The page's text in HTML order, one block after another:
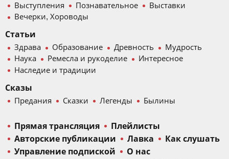
Выступления
Познавательное
Выставки
Вечерки, Хороводы
Статьи
Здрава Образование Древность
Мудрость
Наука
Ремесла и рукоделие
Интересное
Наследие и традиции
Сказы
Предания Сказки Легенды Былины
Прямая трансляция
Плейлисты
Авторские публикации
Лавка
Как слушать
Управление подпиской
О нас